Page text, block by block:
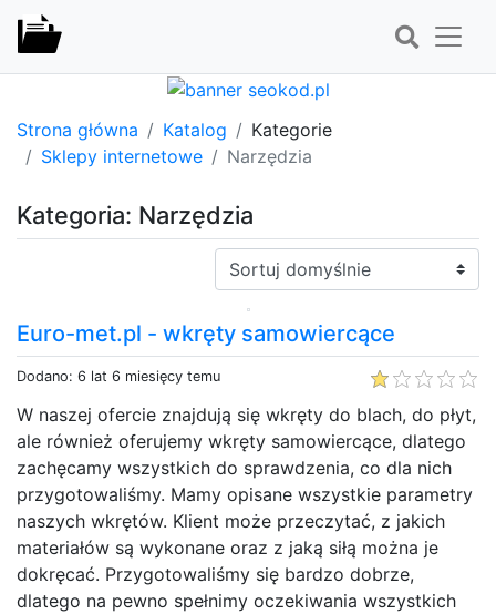
Strona główna Katalog
Kategorie
Sklepy internetowe
Narzędzia
Kategoria: Narzędzia
Sortuj:
Euro-met.pl - wkręty samowiercące
Dodano: 6 lat 6 miesięcy temu
W naszej ofercie znajdują się wkręty do blach, do płyt,
ale również oferujemy wkręty samowiercące, dlatego
zachęcamy wszystkich do sprawdzenia, co dla nich
przygotowaliśmy. Mamy opisane wszystkie parametry
naszych wkrętów. Klient może przeczytać, z jakich
materiałów są wykonane oraz z jaką siłą można je
dokręcać. Przygotowaliśmy się bardzo dobrze,
dlatego na pewno spełnimy oczekiwania wszystkich